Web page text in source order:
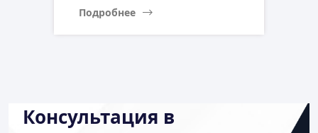
Подробнее
Консультация в